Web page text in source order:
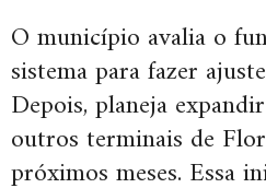
O município avalia o
sistema para fazer
Depois, planeja
outros terminais de
próximos meses. Essa